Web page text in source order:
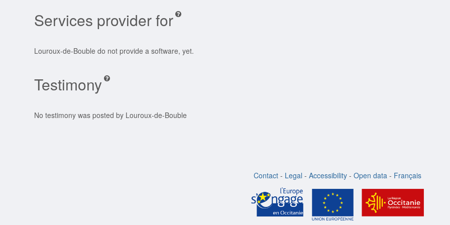
Services provider for
Louroux-de-Bouble do not provide a software, yet.
Testimony
No testimony was posted by Louroux-de-Bouble
Contact - Legal - Accessibility - Open data - Français